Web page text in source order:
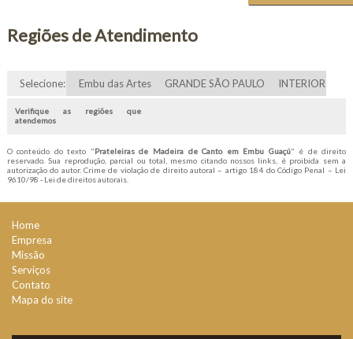
Regiões de Atendimento
Selecione: Embu das Artes GRANDE SÃO PAULO INTERIOR
Verifique as regiões que
atendemos
O conteúdo do texto "Prateleiras de Madeira de Canto em Embu Guaçú" é de direito
reservado. Sua reprodução, parcial ou total, mesmo citando nossos links, é proibida sem a
autorização do autor. Crime de violação de direito autoral – artigo 184 do Código Penal – Lei
9610/98 - Lei de direitos autorais.
Home
Empresa
Missão
Serviços
Contato
Mapa do site